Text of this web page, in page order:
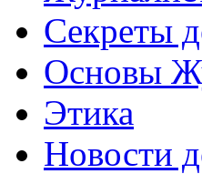
Секреты
Основы
Этика
Новости